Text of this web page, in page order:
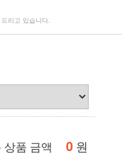
리고 있습니다.
상품 금액 0 원